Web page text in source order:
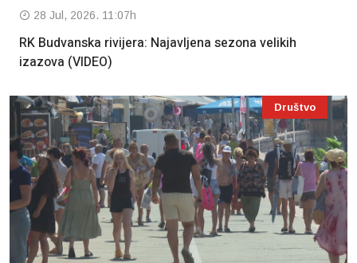
28 Jul, 2026. 11:07h
RK Budvanska rivijera: Najavljena sezona velikih
izazova (VIDEO)
Društvo